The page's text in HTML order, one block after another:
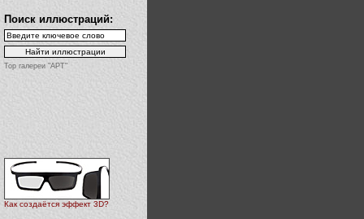
Поиск иллюстраций:
Top галереи "АРТ"
Как создаётся эффект 3D?